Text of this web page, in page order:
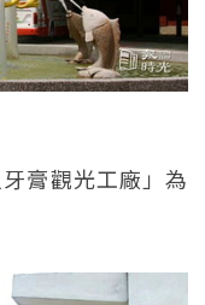
膏觀光工廠」為